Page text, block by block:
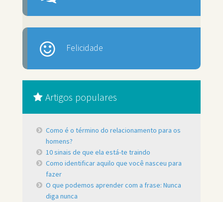
Felicidade
Artigos populares
Como é o término do relacionamento para os
homens?
10 sinais de que ela está-te traindo
Como identificar aquilo que você nasceu para
fazer
O que podemos aprender com a frase: Nunca
diga nunca